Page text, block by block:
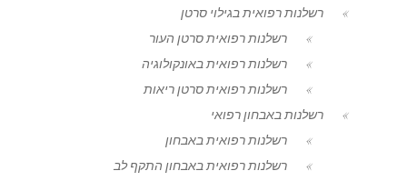
רשלנות רפואית בגילוי סרטן
רשלנות רפואית סרטן העור
רשלנות רפואית באונקולוגיה
רשלנות רפואית סרטן ריאות
רשלנות באבחון רפואי
רשלנות רפואית באבחון
רשלנות רפואית באבחון התקף לב